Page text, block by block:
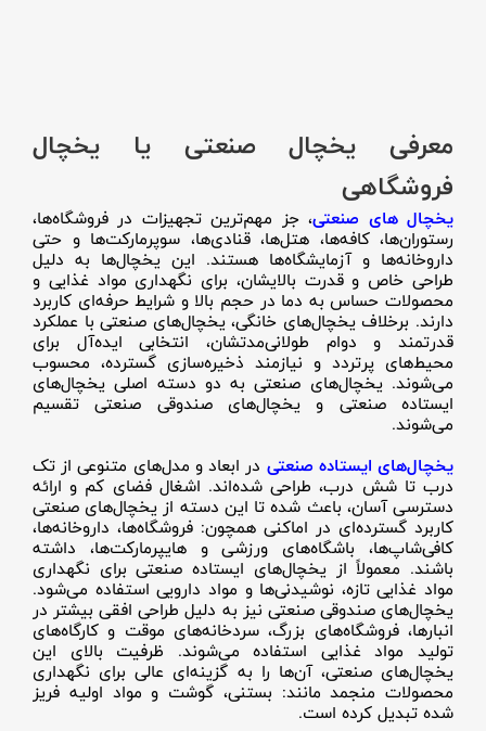
معرفی یخچال صنعتی یا یخچال
فروشگاهی
یخچال های صنعتی، جز مهم‌ترین تجهیزات در فروشگاه‌ها،
رستوران‌ها، کافه‌ها، هتل‌ها، قنادی‌ها، سوپرمارکت‌ها و حتی
داروخانه‌ها و آزمایشگاه‌ها هستند. این یخچال‌ها به دلیل
طراحی خاص و قدرت بالایشان، برای نگهداری مواد غذایی و
محصولات حساس به دما در حجم بالا و شرایط حرفه‌ای کاربرد
دارند. برخلاف یخچال‌های خانگی، یخچال‌های صنعتی با عملکرد
قدرتمند و دوام طولانی‌مدتشان، انتخابی ایده‌آل برای
محیط‌های پرتردد و نیازمند ذخیره‌سازی گسترده، محسوب
می‌شوند. یخچال‌های صنعتی به دو دسته اصلی یخچال‌های
ایستاده صنعتی و یخچال‌های صندوقی صنعتی تقسیم
می‌شوند.
یخچال‌های ایستاده صنعتی در ابعاد و مدل‌های متنوعی از تک
درب تا شش درب، طراحی شده‌اند. اشغال فضای کم و ارائه
دسترسی آسان، باعث شده تا این دسته از یخچال‌های صنعتی
کاربرد گسترده‌ای در اماکنی همچون: فروشگاه‌ها، داروخانه‌ها،
کافی‌شاپ‌ها، باشگاه‌های ورزشی و هایپرمارکت‌ها، داشته
باشند. معمولاً از یخچال‌های ایستاده صنعتی برای نگهداری
مواد غذایی تازه، نوشیدنی‌ها و مواد دارویی استفاده می‌شود.
یخچال‌های صندوقی صنعتی نیز به دلیل طراحی افقی بیشتر در
انبارها، فروشگاه‌های بزرگ، سردخانه‌های موقت و کارگاه‌های
تولید مواد غذایی استفاده می‌شوند. ظرفیت بالای این
یخچال‌های صنعتی، آن‌ها را به گزینه‌ای عالی برای نگهداری
محصولات منجمد مانند: بستنی، گوشت و مواد اولیه فریز
شده تبدیل کرده است.